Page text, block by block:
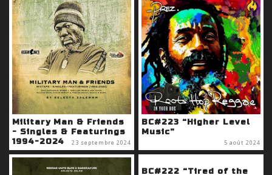
Military Man & Friends
- Singles & Featurings
1994-2024
23 septembre 2024
BC#223 “Higher Level
Music”
5 août 2024
BC#222 “Tired of the